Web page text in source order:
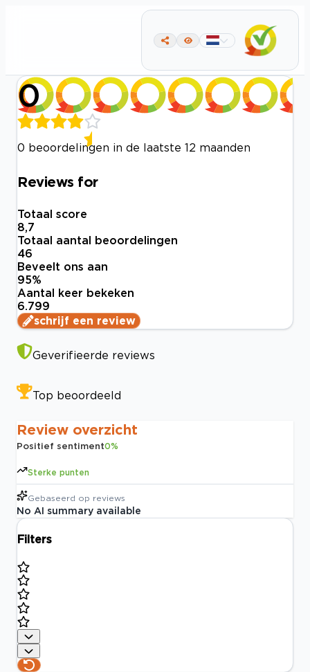
0
0 beoordelingen in de laatste 12 maanden
Reviews for
Totaal score
8,7
Totaal aantal beoordelingen
46
Beveelt ons aan
95%
Aantal keer bekeken
6.799
schrijf een review
Geverifieerde reviews
Top beoordeeld
Review overzicht
Positief sentiment0%
Sterke punten
Gebaseerd op reviews
No AI summary available
Filters